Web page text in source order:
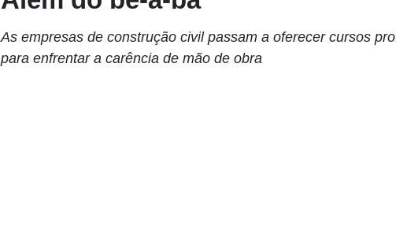
As empresas de construção civil passam a oferecer cursos
para enfrentar a carência de mão de obra